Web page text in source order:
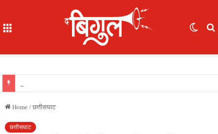
Home / छत्तीसघाट
छत्तीसघाट